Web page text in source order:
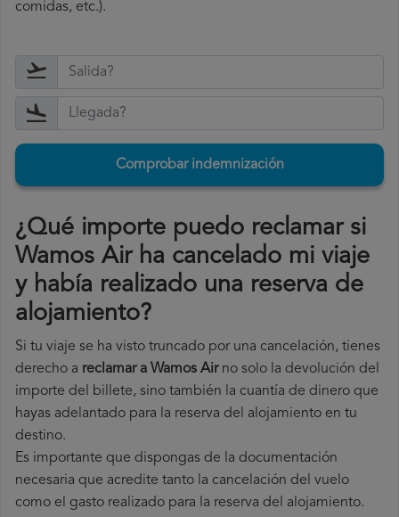
comidas, etc.).
Comprobar indemnización
¿Qué importe puedo reclamar si
Wamos Air ha cancelado mi viaje
y había realizado una reserva de
alojamiento?
Si tu viaje se ha visto truncado por una cancelación, tienes
derecho a reclamar a Wamos Airno solo la devolución del
importe del billete, sino también la cuantía de dinero que
hayas adelantado para la reserva del alojamiento en tu
destino.
Es importante que dispongas de la documentación
necesaria que acredite tanto la cancelación del vuelo
como el gasto realizado para la reserva del alojamiento.